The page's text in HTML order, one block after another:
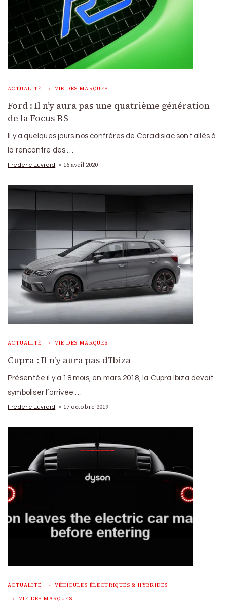
ACTUALITÉ VIE DES MARQUES
Ford : Il n’y aura pas une quatrième génération
de la Focus RS
Il y a quelques jours nos confrères de Caradisiac sont allés à
la rencontre des …
Frédéric Euvrard 16 avril 2020
ACTUALITÉ VIE DES MARQUES
Cupra : Il n’y aura pas d’Ibiza
Présentée il y a 18 mois, en mars 2018, la Cupra Ibiza devait
symboliser l’arrivée …
Frédéric Euvrard 17 octobre 2019
ACTUALITÉ VÉHICULES ÉLECTRIQUES & HYBRIDES
VIE DES MARQUES